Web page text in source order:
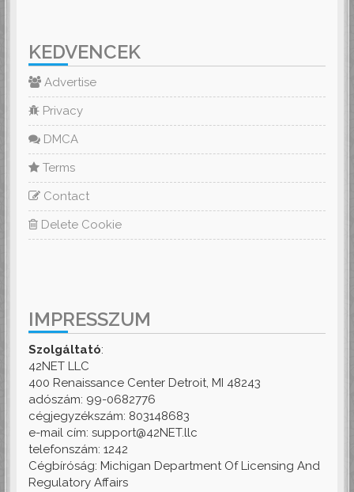
KEDVENCEK
Advertise
Privacy
DMCA
Terms
Contact
Delete Cookie
IMPRESSZUM
Szolgáltató:
42NET LLC
400 Renaissance Center Detroit, MI 48243
adószám: 99-0682776
cégjegyzékszám: 803148683
e-mail cím: support@42NET.llc
telefonszám: 1242
Cégbíróság: Michigan Department Of Licensing And
Regulatory Affairs